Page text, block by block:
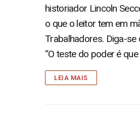
historiador Lincoln
o que o leitor tem em
Trabalhadores. Diga-
“O teste do poder é
LEIA MAIS